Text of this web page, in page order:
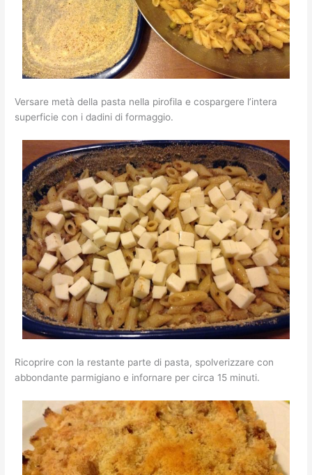
Versare metà della pasta nella pirofila e cospargere l’intera
superficie con i dadini di formaggio.
Ricoprire con la restante parte di pasta, spolverizzare con
abbondante parmigiano e infornare per circa 15 minuti.